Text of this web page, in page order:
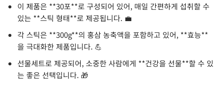
이 제품은 **30포**로 구성되어 있어, 매일 간편하게 섭취할 수
있는 **스틱 형태**로 제공됩니다. 💼
각 스틱은 **300g**의 홍삼 농축액을 포함하고 있어, **효능**
을 극대화한 제품입니다. 💪
선물세트로 제공되어, 소중한 사람에게 **건강을 선물**할 수 있
는 좋은 선택입니다. 🎁